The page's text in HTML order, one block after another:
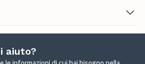
aiuto?